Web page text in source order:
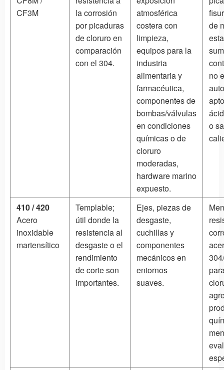
CF3M
la corrosión
por picaduras
de cloruro en
comparación
con el 304.
atmosférica
costera con
limpieza,
equipos para la
industria
alimentaria y
farmacéutica,
componentes de
bombas/válvulas
en condiciones
químicas o de
cloruro
moderadas,
hardware marino
expuesto.
de
no
o
410 / 420
Acero
inoxidable
martensítico
Templable;
útil donde la
resistencia al
desgaste o el
rendimiento
de corte son
importantes.
Ejes, piezas de
desgaste,
cuchillas y
componentes
mecánicos en
entornos
suaves.